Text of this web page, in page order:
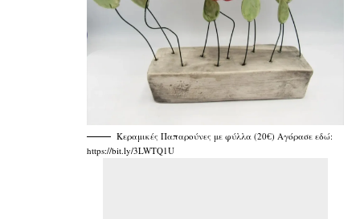
Κεραμικές Παπαρούνες με φύλλα (20€) Αγόρασε εδώ:
https://bit.ly/3LWTQ1U